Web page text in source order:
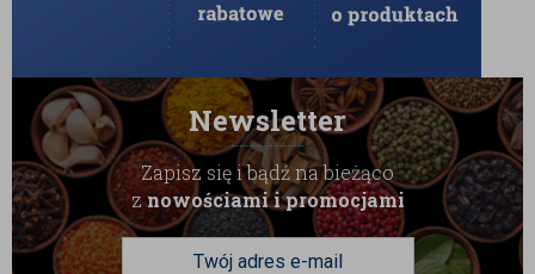
Newsletter
Zapisz się i bądź na bieżąco
znowościami i promocjami